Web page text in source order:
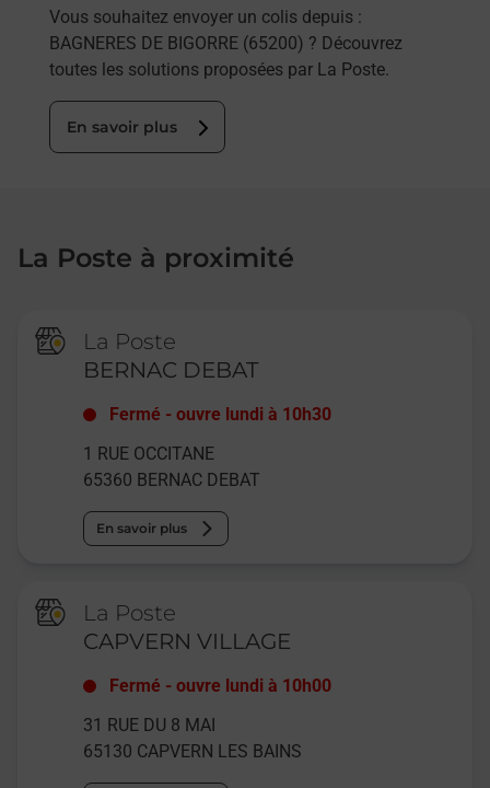
Vous souhaitez envoyer un colis depuis :
BAGNERES DE BIGORRE (65200) ? Découvrez
toutes les solutions proposées par La Poste.
En savoir plus
La Poste à proximité
La Poste
BERNAC DEBAT
Fermé -ouvre lundi à 10h30
1 RUE OCCITANE
65360 BERNAC DEBAT
En savoir plus
La Poste
CAPVERN VILLAGE
Fermé -ouvre lundi à 10h00
31 RUE DU 8 MAI
65130 CAPVERN LES BAINS